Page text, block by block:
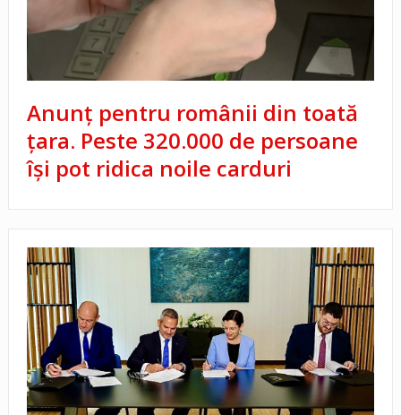
Anunț pentru românii din toată
țara. Peste 320.000 de persoane
își pot ridica noile carduri